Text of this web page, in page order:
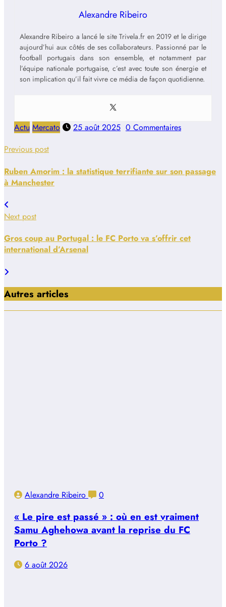
Alexandre Ribeiro
Alexandre Ribeiro a lancé le site Trivela.fr en 2019 et le dirige
aujourd’hui aux côtés de ses collaborateurs. Passionné par le
football portugais dans son ensemble, et notamment par
l’équipe nationale portugaise, c’est avec toute son énergie et
son implication qu’il fait vivre ce média de façon quotidienne.
Actu Mercato 25 août 2025 0 Commentaires
Previous post
Ruben Amorim : la statistique terrifiante sur son passage
à Manchester
Next post
Gros coup au Portugal : le FC Porto va s’offrir cet
international d’Arsenal
Autres articles
Alexandre Ribeiro 0
« Le pire est passé » : où en est vraiment
Samu Aghehowa avant la reprise du FC
Porto ?
6 août 2026